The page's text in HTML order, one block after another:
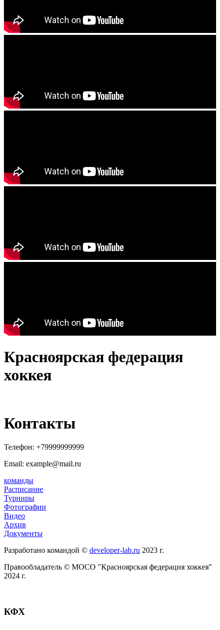
Красноярская федерация
хоккея
Контакты
Телефон: +79999999999
Email: example@mail.ru
команды
Расписание
Турниры
Фотографии
Видео
Архив
Документы
Разработано командой © developer-lab.ru 2023 г.
Правообладатель © МОСО "Красноярская федерация хоккея"
2024 г.
КФХ